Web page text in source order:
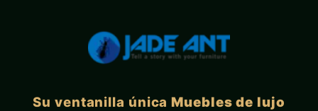
Su ventanilla únicaMuebles de lujo